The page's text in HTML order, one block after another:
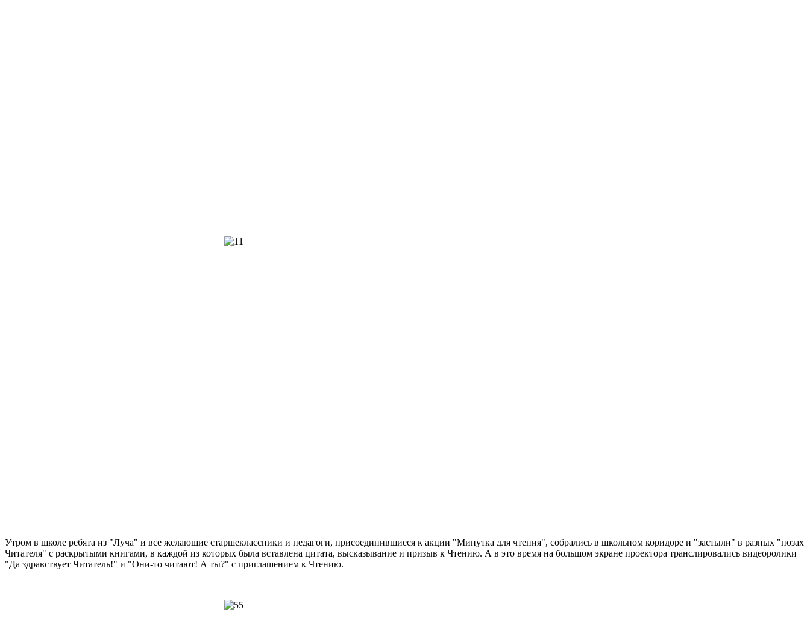
Утром в школе ребята из "Луча" и все желающие старшеклассники и педагоги, присоединившиеся к акции "Минутка для чтения", собрались в школьном коридоре и "застыли" в разных "позах
Читателя" с раскрытыми книгами, в каждой из которых была вставлена цитата, высказывание и призыв к Чтению. А в это время на большом экране проектора транслировались видеоролики
"Да здравствует Читатель!" и "Они-то читают! А ты?" с приглашением к Чтению.